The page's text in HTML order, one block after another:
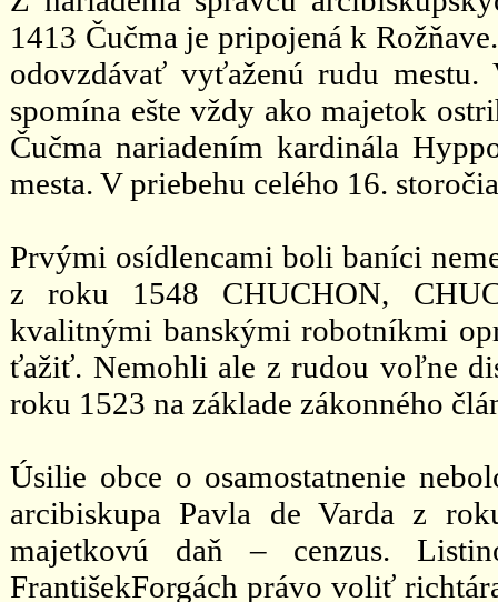
1413 Čučma je pripojená k
odovzdávať vyťaženú rudu
spomína ešte vždy ako majetok
Čučma nariadením kardinála
mesta. V priebehu celého 16.
Prvými osídlencami boli baníci
z roku 1548 CHUCHON,
kvalitnými banskými robotníkmi
ťažiť. Nemohli ale z rudou voľne
roku 1523 na základe zákonného
Úsilie obce o osamostatnenie
arcibiskupa Pavla de Varda z
majetkovú daň – cenzus.
FrantišekForgách právo voliť